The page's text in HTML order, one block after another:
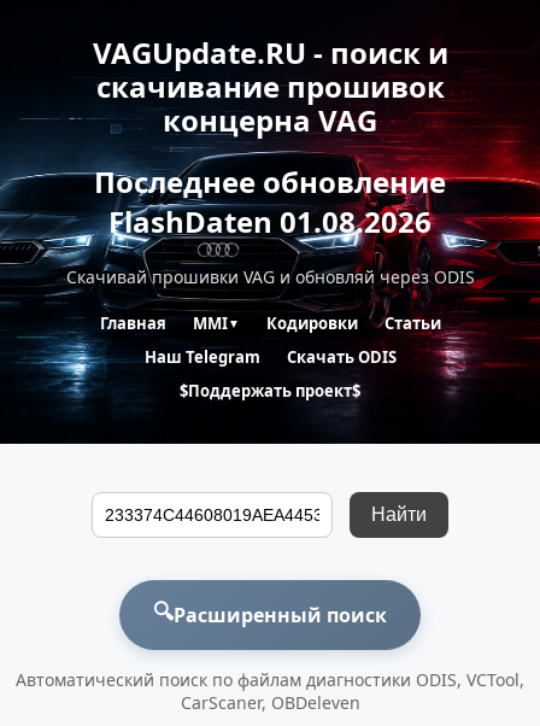
VAGUpdate.RU - поиск и
скачивание прошивок
концерна VAG
Последнее обновление
FlashDaten 01.08.2026
Скачивай прошивки VAG и обновляй через ODIS
Главная MMI▼ Кодировки
Статьи
Наш Telegram
Скачать ODIS
$Поддержать проект$
Найти
🔍Расширенный поиск
Автоматический поиск по файлам диагностики ODIS, VCTool,
CarScaner, OBDeleven